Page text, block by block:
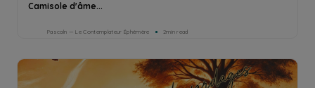
Camisole d'âme...
Pascaln — Le Contemplateur Éphémère 2min read